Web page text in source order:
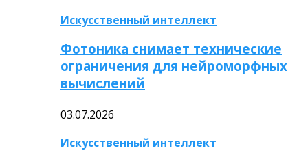
Искусственный интеллект
Фотоника снимает технические
ограничения для нейроморфных
вычислений
03.07.2026
Искусственный интеллект